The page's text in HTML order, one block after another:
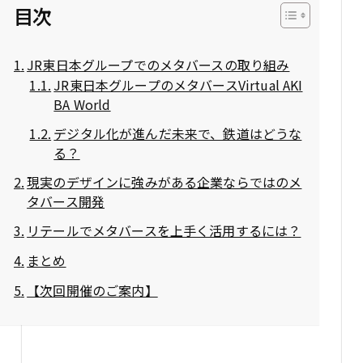
目次
JR東日本グループでのメタバースの取り組み
JR東日本グループのメタバースVirtual AKI
BA World
デジタル化が進んだ未来で、鉄道はどうな
る？
現実のデザインに強みがある企業ならではのメ
タバース開発
リテールでメタバースを上手く活用するには？
まとめ
【次回開催のご案内】